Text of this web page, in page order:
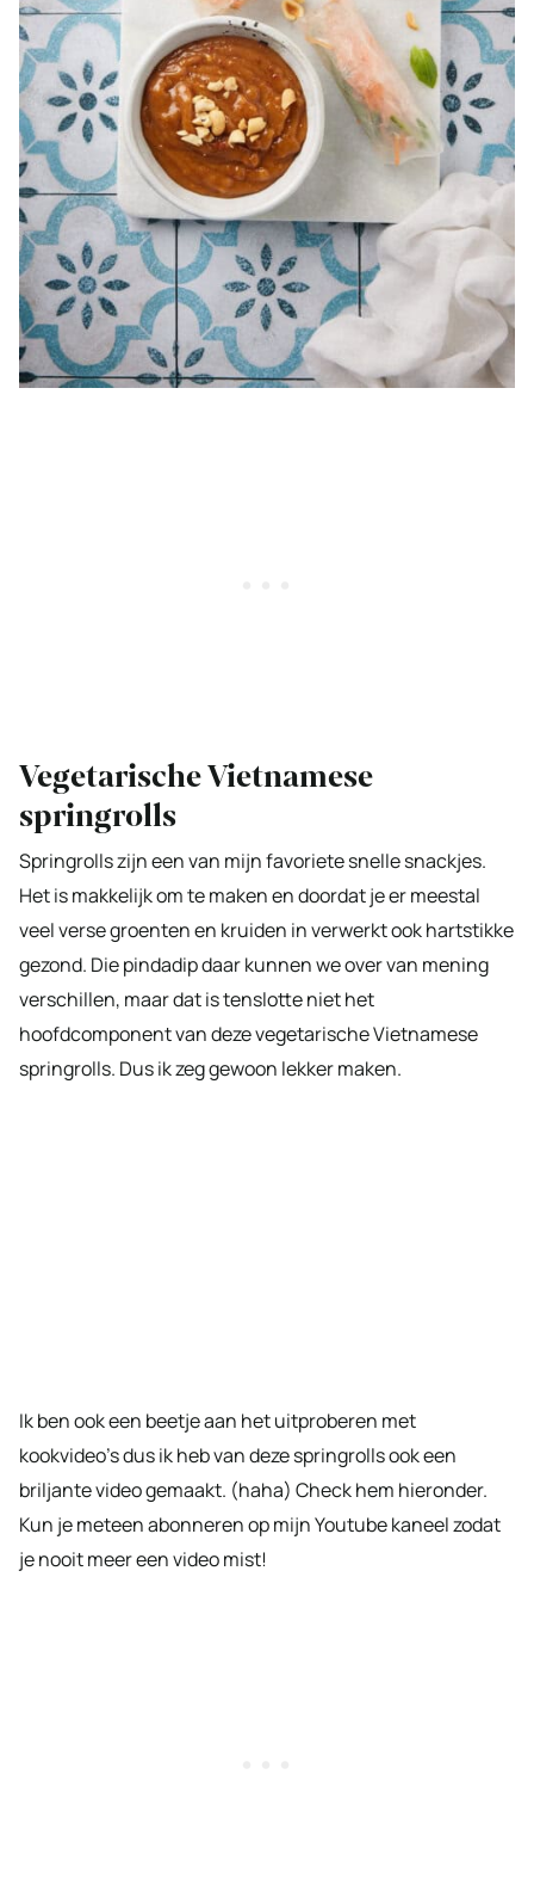
Vegetarische Vietnamese
springrolls
Springrolls zijn een van mijn favoriete snelle snackjes.
Het is makkelijk om te maken en doordat je er meestal
veel verse groenten en kruiden in verwerkt ook hartstikke
gezond. Die pindadip daar kunnen we over van mening
verschillen, maar dat is tenslotte niet het
hoofdcomponent van deze vegetarische Vietnamese
springrolls. Dus ik zeg gewoon lekker maken.
Ik ben ook een beetje aan het uitproberen met
kookvideo’s dus ik heb van deze springrolls ook een
briljante video gemaakt. (haha) Check hem hieronder.
Kun je meteen abonneren op mijn Youtube kaneel zodat
je nooit meer een video mist!